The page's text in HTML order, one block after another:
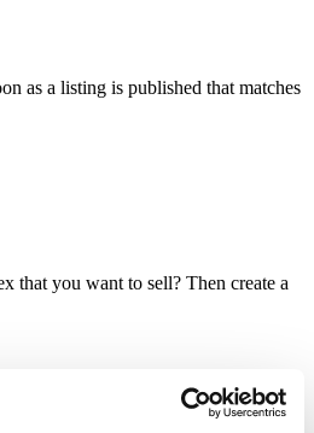
as a listing is published that matches
that you want to sell? Then create a
from Classic Trader